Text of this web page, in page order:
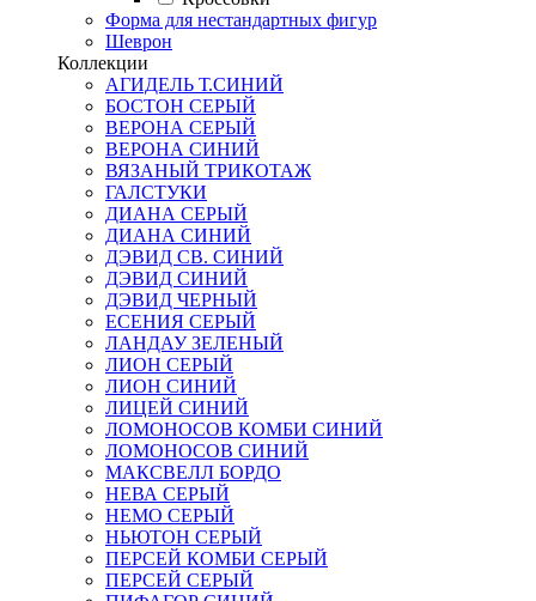
Форма для нестандартных фигур
Шеврон
Коллекции
АГИДЕЛЬ Т.СИНИЙ
БОСТОН СЕРЫЙ
ВЕРОНА СЕРЫЙ
ВЕРОНА СИНИЙ
ВЯЗАНЫЙ ТРИКОТАЖ
ГАЛСТУКИ
ДИАНА СЕРЫЙ
ДИАНА СИНИЙ
ДЭВИД СВ. СИНИЙ
ДЭВИД СИНИЙ
ДЭВИД ЧЕРНЫЙ
ЕСЕНИЯ СЕРЫЙ
ЛАНДАУ ЗЕЛЕНЫЙ
ЛИОН СЕРЫЙ
ЛИОН СИНИЙ
ЛИЦЕЙ СИНИЙ
ЛОМОНОСОВ КОМБИ СИНИЙ
ЛОМОНОСОВ СИНИЙ
МАКСВЕЛЛ БОРДО
НЕВА СЕРЫЙ
НЕМО СЕРЫЙ
НЬЮТОН СЕРЫЙ
ПЕРСЕЙ КОМБИ СЕРЫЙ
ПЕРСЕЙ СЕРЫЙ